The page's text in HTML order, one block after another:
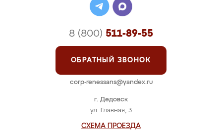
г. Дедовск
ул. Главная, 3
СХЕМА ПРОЕЗДА
8 (800) 511-89-55
ОБРАТНЫЙ ЗВОНОК
corp-renessans@yandex.ru